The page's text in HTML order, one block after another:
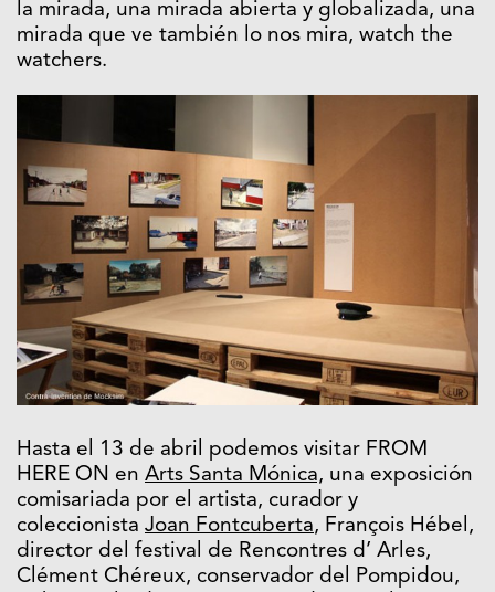
la mirada, una mirada abierta y globalizada, una
mirada que ve también lo nos mira, watch the
watchers.
Hasta el 13 de abril podemos visitar FROM
HERE ON en Arts Santa Mónica, una exposición
comisariada por el artista, curador y
coleccionista Joan Fontcuberta, François Hébel,
director del festival de Rencontres d’ Arles,
Clément Chéreux, conservador del Pompidou,